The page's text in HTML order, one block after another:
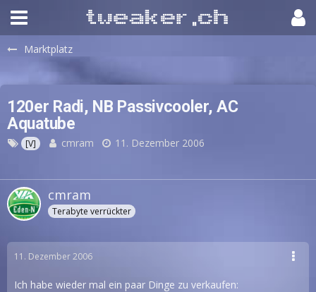
Marktplatz
120er Radi, NB Passivcooler, AC
Aquatube
[V] cmram 11. Dezember 2006
cmram
Terabyte verrückter
11. Dezember 2006
Ich habe wieder mal ein paar Dinge zu verkaufen: